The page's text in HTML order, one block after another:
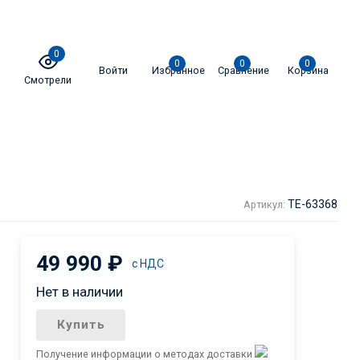
0
Смотрели
Войти
0
Избранное
0
Сравнение
0
Корзина
Артикул: TE-63368
49 990₽ с НДС
Нет в наличии
Купить
Получение информации о методах доставки